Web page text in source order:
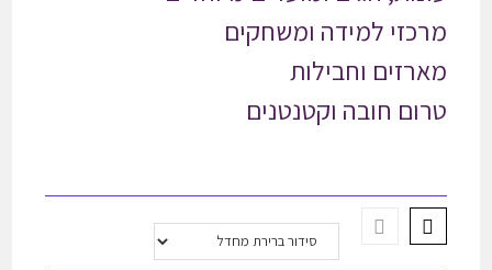
מרכזי למידה ומשחקים
מארזים וחבילות
טרום חובה וקטנטנים